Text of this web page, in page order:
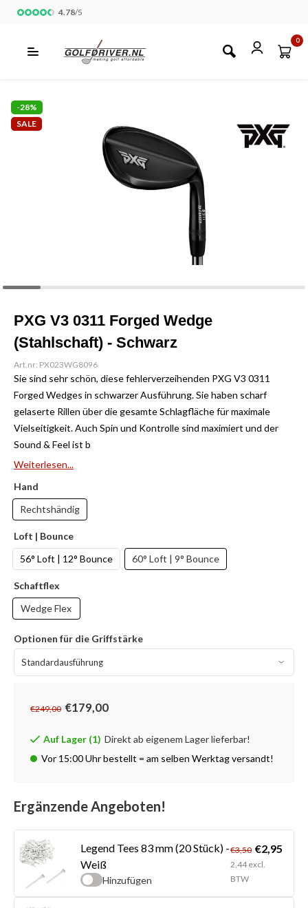
4.78/5
0
-28%
SALE
PXG V3 0311 Forged Wedge
(Stahlschaft) - Schwarz
Art.nr: PX023WG8096
Sie sind sehr schön, diese fehlerverzeihenden PXG V3 0311
Forged Wedges in schwarzer Ausführung. Sie haben scharf
gelaserte Rillen über die gesamte Schlagfläche für maximale
Vielseitigkeit. Auch Spin und Kontrolle sind maximiert und der
Sound & Feel ist b
Weiterlesen...
Hand
Rechtshändig
Loft | Bounce
56° Loft | 12° Bounce
60° Loft | 9° Bounce
Schaftflex
Wedge Flex
Optionen für die Griffstärke
€249,00 €179,00
Auf Lager (1) Direkt ab eigenem Lager lieferbar!
Vor 15:00 Uhr bestellt = am selben Werktag versandt!
Ergänzende Angeboten!
Legend Tees 83 mm (20 Stück) -
Weiß
Hinzufügen
€3,50 €2,95
2,44 excl.
BTW